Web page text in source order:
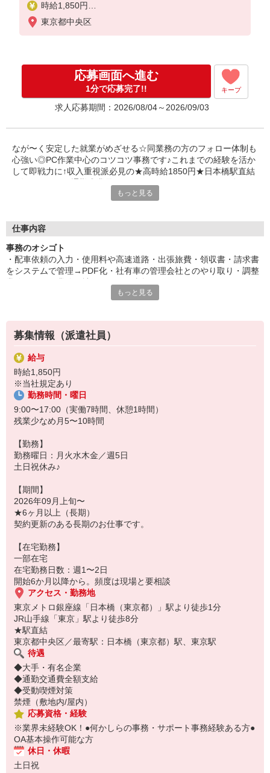
時給1,850円
※当社規定あり
東京都中央区
応募画面へ進む
1分で応募完了!! キープ
求人応募期間：2026/08/04～2026/09/03
なが〜く安定した就業がめざせる☆同業務の方のフォロー体制も
心強い◎PC作業中心のコツコツ事務です♪これまでの経験を活か
して即戦力に↑収入重視派必見の★高時給1850円★日本橋駅直結
「応募するか悩む…」
そんな方も安心してご応募ください。
しっかりお話を聞いて頂いてから
選考に進むかどうか考えていただけます◎
▼下記に当てはまる方、ぜひ一度ご連絡ください▼
・残業が少ない仕事に転職したい
・結婚を機に働き方を変えたい
・出産後も働ける仕事に就きたい
・資格を活かして働きたい
・資格はないけど働ける仕事を見つけたい
もっと見る
仕事内容
事務のオシゴト
・配車依頼の入力・使用料や高速道路・出張旅費・領収書・請求書
をシステムで管理→PDF化・社有車の管理会社とのやり取り・調整
もっと見る
募集情報（派遣社員）
給与
時給1,850円
※当社規定あり
勤務時間・曜日
9:00〜17:00（実働7時間、休憩1時間）
残業少なめ月5〜10時間
【勤務】
勤務曜日：月火水木金／週5日
土日祝休み♪
【期間】
2026年09月上旬〜
★6ヶ月以上（長期）
契約更新のある長期のお仕事です。
【在宅勤務】
一部在宅
在宅勤務日数：週1〜2日
開始6か月以降から。頻度は現場と要相談
アクセス・勤務地
東京メトロ銀座線「日本橋（東京都）」駅より徒歩1分
JR山手線「東京」駅より徒歩8分
★駅直結
東京都中央区／最寄駅：日本橋（東京都）駅、東京駅
待遇
◆大手・有名企業
◆通勤交通費全額支給
◆受動喫煙対策
禁煙（敷地内/屋内）
応募資格・経験
※業界未経験OK！●何かしらの事務・サポート事務経験ある方●
OA基本操作可能な方
休日・休暇
土日祝